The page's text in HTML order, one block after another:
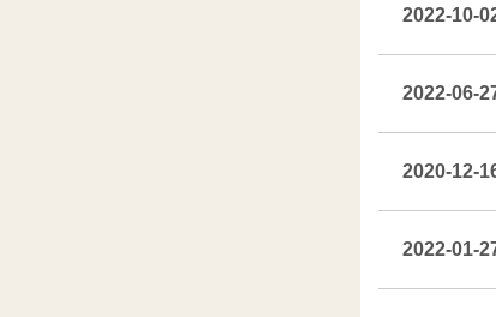
2022-10-
2022-06-
2020-12-
2022-01-